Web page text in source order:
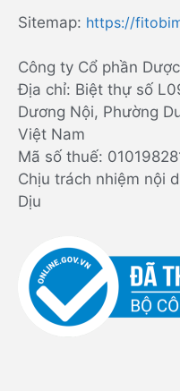
Sitemap: https://
Công ty Cổ phần
Địa chỉ: Biệt thự số
Dương Nội, Phường
Việt Nam
Mã số thuế:
Chịu trách nhiệm nội
Dịu